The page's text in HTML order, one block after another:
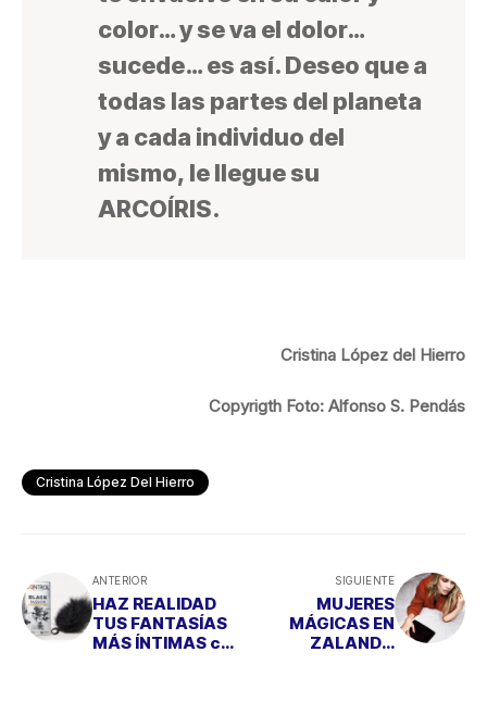
color… y se va el dolor…
sucede… es así. Deseo que a
todas las partes del planeta
y a cada individuo del
mismo, le llegue su
ARCOÍRIS.
Cristina López del Hierro
Copyrigth Foto: Alfonso S. Pendás
Cristina López Del Hierro
ANTERIOR
HAZ REALIDAD
TUS FANTASÍAS
MÁS ÍNTIMAS con
SIGUIENTE
MUJERES
MÁGICAS EN
ZALANDO